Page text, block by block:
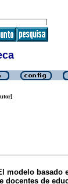
modelo basado
docentes de